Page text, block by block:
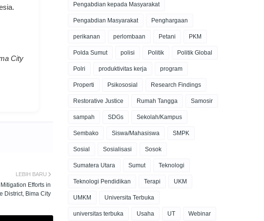
City
LEBIH BARU
Efforts in
District, Bima City
Pengabdian kepada Masyarakat
Pengabdian Masyarakat Penghargaan
perikanan perlombaan Petani PKM
Polda Sumut polisi Politik Politik Global
Polri produktivitas kerja program
Properti Psikososial Research Findings
Restorative Justice Rumah Tangga Samosir
sampah SDGs Sekolah/Kampus
Sembako Siswa/Mahasiswa SMPK
Sosial Sosialisasi Sosok
Sumatera Utara Sumut Teknologi
Teknologi Pendidikan Terapi UKM
UMKM Universita Terbuka
universitas terbuka Usaha UT Webinar